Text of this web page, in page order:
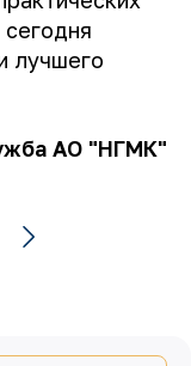
лучшего
АО "НГМК"